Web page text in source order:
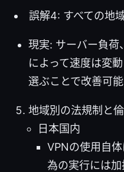
誤解4: すべての地
現実: サーバー負荷
によって速度は変
選ぶことで改善可能
地域別の法規制と
日本国内
VPNの使用自
為の実行には加